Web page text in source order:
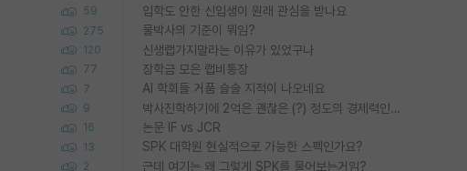
59
275
120
77
7
9
16
13
2
입학도 안한 신입생이 원래 관심을 받나요
물박사의 기준이 뭐임?
신생랩가지말라는 이유가 있었구나
장학금 모은 랩비통장
AI 학회들 거품 슬슬 지적이 나오네요
박사진학하기에 2억은 괜찮은 (?) 정도의 경제력인가요
논문 IF vs JCR
SPK 대학원 현실적으로 가능한 스펙인가요?
근데 여기는 왜 그렇게 SPK를 물어보는거임?